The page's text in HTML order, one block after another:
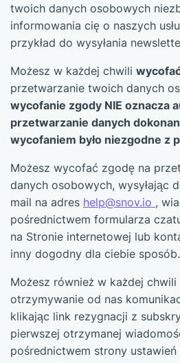
twoich danych osobowych
informowania cię o naszych
przykład do wysyłania
Możesz w każdej chwili
przetwarzanie twoich danych
wycofanie zgody NIE oznacza
przetwarzanie danych
wycofaniem było niezgodne z
Możesz wycofać zgodę na
danych osobowych, wysyłając
mail na adres help@snov.io ,
pośrednictwem formularza
na Stronie internetowej lub
inny dogodny dla ciebie sposób.
Możesz również w każdej
otrzymywanie od nas
klikając link rezygnacji z
pierwszej otrzymanej
pośrednictwem strony